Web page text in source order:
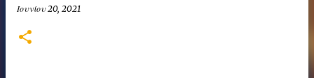
Ιουνίου 20, 2021